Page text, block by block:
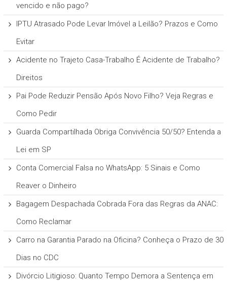
vencido e não pago?
IPTU Atrasado Pode Levar Imóvel a Leilão? Prazos e Como
Evitar
Acidente no Trajeto Casa-Trabalho É Acidente de Trabalho?
Direitos
Pai Pode Reduzir Pensão Após Novo Filho? Veja Regras e
Como Pedir
Guarda Compartilhada Obriga Convivência 50/50? Entenda a
Lei em SP
Conta Comercial Falsa no WhatsApp: 5 Sinais e Como
Reaver o Dinheiro
Bagagem Despachada Cobrada Fora das Regras da ANAC:
Como Reclamar
Carro na Garantia Parado na Oficina? Conheça o Prazo de 30
Dias no CDC
Divórcio Litigioso: Quanto Tempo Demora a Sentença em